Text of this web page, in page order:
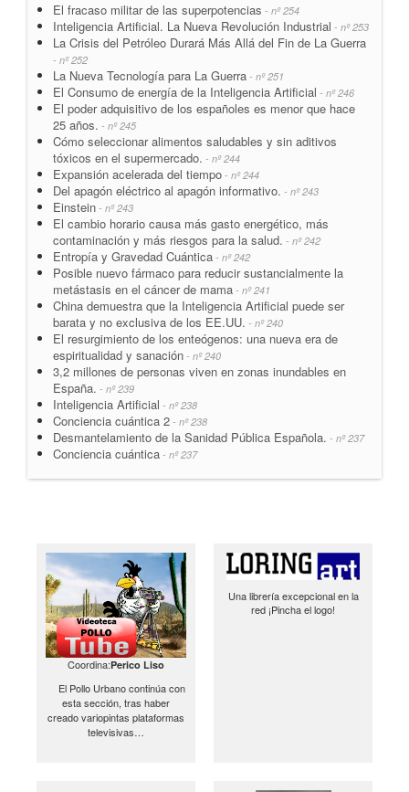
El fracaso militar de las superpotencias - nº 254
Inteligencia Artificial. La Nueva Revolución Industrial - nº 253
La Crisis del Petróleo Durará Más Allá del Fin de La Guerra
- nº 252
La Nueva Tecnología para La Guerra - nº 251
El Consumo de energía de la Inteligencia Artificial - nº 246
El poder adquisitivo de los españoles es menor que hace
25 años. - nº 245
Cómo seleccionar alimentos saludables y sin aditivos
tóxicos en el supermercado. - nº 244
Expansión acelerada del tiempo - nº 244
Del apagón eléctrico al apagón informativo. - nº 243
Einstein - nº 243
El cambio horario causa más gasto energético, más
contaminación y más riesgos para la salud. - nº 242
Entropía y Gravedad Cuántica - nº 242
Posible nuevo fármaco para reducir sustancialmente la
metástasis en el cáncer de mama - nº 241
China demuestra que la Inteligencia Artificial puede ser
barata y no exclusiva de los EE.UU. - nº 240
El resurgimiento de los enteógenos: una nueva era de
espiritualidad y sanación - nº 240
3,2 millones de personas viven en zonas inundables en
España. - nº 239
Inteligencia Artificial - nº 238
Conciencia cuántica 2 - nº 238
Desmantelamiento de la Sanidad Pública Española. - nº 237
Conciencia cuántica - nº 237
Coordina:Perico Liso
El Pollo Urbano continúa con
esta sección, tras haber
creado variopintas plataformas
televisivas…
Una librería excepcional en la
red ¡Pincha el logo!